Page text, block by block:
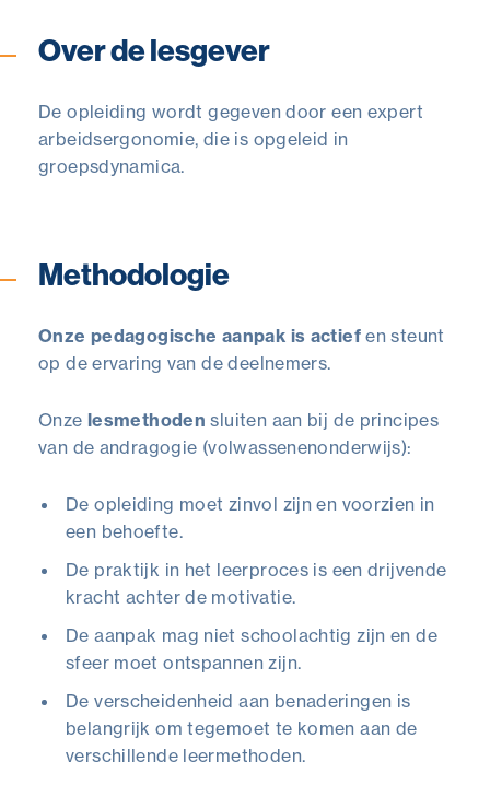
Over de lesgever
De opleiding wordt gegeven door een expert
arbeidsergonomie, die is opgeleid in
groepsdynamica.
Methodologie
Onze pedagogische aanpak is actiefen steunt
op de ervaring van de deelnemers.
Onze lesmethoden sluiten aan bij de principes
van de andragogie (volwassenenonderwijs):
De opleiding moet zinvol zijn en voorzien in
een behoefte.
De praktijk in het leerproces is een drijvende
kracht achter de motivatie.
De aanpak mag niet schoolachtig zijn en de
sfeer moet ontspannen zijn.
De verscheidenheid aan benaderingen is
belangrijk om tegemoet te komen aan de
verschillende leermethoden.